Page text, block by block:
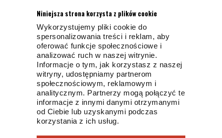
Niniejsza strona korzysta z plików cookie
Wykorzystujemy pliki cookie do
spersonalizowania treści i reklam, aby
oferować funkcje społecznościowe i
analizować ruch w naszej witrynie.
Informacje o tym, jak korzystasz z naszej
witryny, udostępniamy partnerom
społecznościowym, reklamowym i
analitycznym. Partnerzy mogą połączyć te
informacje z innymi danymi otrzymanymi
od Ciebie lub uzyskanymi podczas
korzystania z ich usług.
INFORMACJE KONTAKTOWE
© 2019 BROADPEAK OUTDOOR
PROJEKT I OPROGRAMOWANIE SKLEPU: